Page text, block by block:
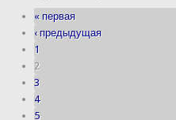
« первая
‹ предыдущая
1
2
3
4
5